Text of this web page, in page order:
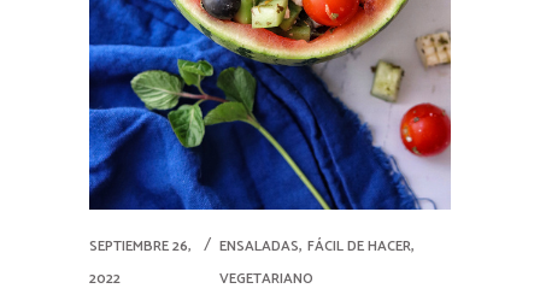
SEPTIEMBRE 26,
2022
ENSALADAS, FÁCIL DE HACER,
VEGETARIANO